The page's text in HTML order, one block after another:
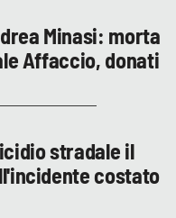
Minasi: morta
Affaccio, donati
stradale il
costato